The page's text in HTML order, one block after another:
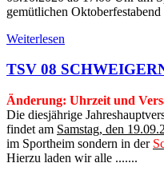
gemütlichen Oktoberfestabend
Weiterlesen
TSV 08
Änderung: Uhrzeit und
Die diesjährige
findet am Samstag, den
im Sportheim sondern in der
Hierzu laden wir alle .......